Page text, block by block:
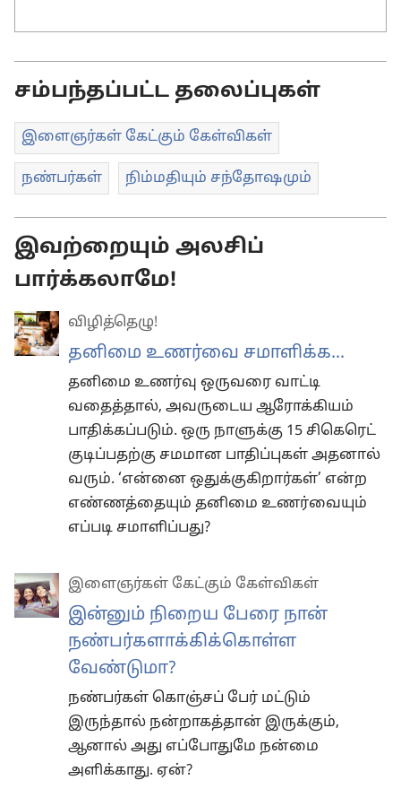
சம்பந்தப்பட்ட தலைப்புகள்
இளைஞர்கள் கேட்கும் கேள்விகள்
நண்பர்கள் நிம்மதியும் சந்தோஷமும்
இவற்றையும் அலசிப்
பார்க்கலாமே!
விழித்தெழு!
தனிமை உணர்வை சமாளிக்க...
தனிமை உணர்வு ஒருவரை வாட்டி
வதைத்தால், அவருடைய ஆரோக்கியம்
பாதிக்கப்படும். ஒரு நாளுக்கு 15 சிகெரெட்
குடிப்பதற்கு சமமான பாதிப்புகள் அதனால்
வரும். ‘என்னை ஒதுக்குகிறார்கள்’ என்ற
எண்ணத்தையும் தனிமை உணர்வையும்
எப்படி சமாளிப்பது?
இளைஞர்கள் கேட்கும் கேள்விகள்
இன்னும் நிறைய பேரை நான்
நண்பர்களாக்கிக்கொள்ள
வேண்டுமா?
நண்பர்கள் கொஞ்சப் பேர் மட்டும்
இருந்தால் நன்றாகத்தான் இருக்கும்,
ஆனால் அது எப்போதுமே நன்மை
அளிக்காது. ஏன்?